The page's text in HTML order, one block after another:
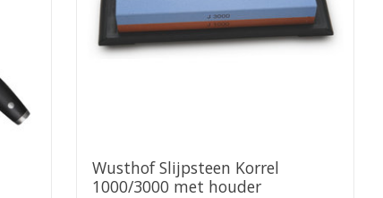
Wusthof Slijpsteen Korrel
1000/3000 met houder